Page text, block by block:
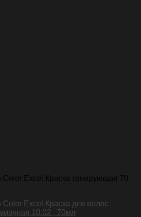
Color Excel Краска тонирующая 70
Excel Краска для волос
10.02 , 70мл